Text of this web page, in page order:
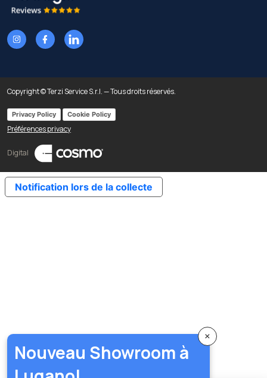
Copyright © Terzi Service S.r.l. — Tous droits réservés.
Privacy Policy Cookie Policy
Préférences privacy
Digital
×
Nouveau Showroom à
Notification lors de la collecte